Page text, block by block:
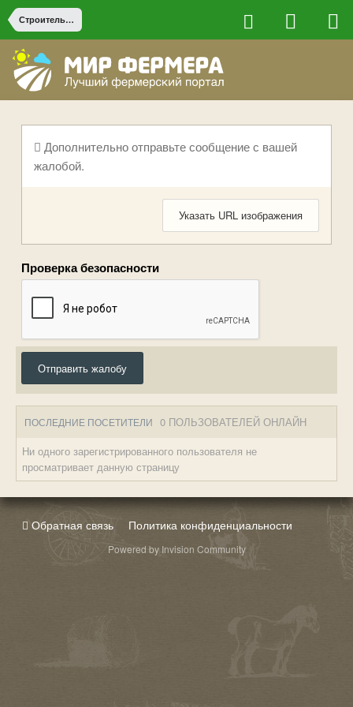
Строительство на ферме
Дополнительно отправьте сообщение с вашей
жалобой.
Указать URL изображения
Проверка безопасности
Отправить жалобу
ПОСЛЕДНИЕ ПОСЕТИТЕЛИ 0 ПОЛЬЗОВАТЕЛЕЙ ОНЛАЙН
Ни одного зарегистрированного пользователя не
просматривает данную страницу
Обратная связь Политика конфиденциальности
Powered by Invision Community